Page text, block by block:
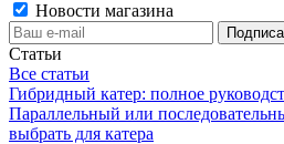
Новости магазина
Статьи
Все статьи
Гибридный катер: полное
Параллельный или
выбрать для катера